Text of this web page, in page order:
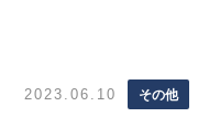
2023.06.10 その他